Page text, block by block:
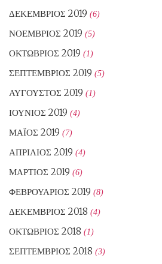
ΔΕΚΈΜΒΡΙΟΣ 2019 (6)
ΝΟΈΜΒΡΙΟΣ 2019 (5)
ΟΚΤΏΒΡΙΟΣ 2019 (1)
ΣΕΠΤΈΜΒΡΙΟΣ 2019 (5)
ΑΎΓΟΥΣΤΟΣ 2019 (1)
ΙΟΎΝΙΟΣ 2019 (4)
ΜΆΙΟΣ 2019 (7)
ΑΠΡΊΛΙΟΣ 2019 (4)
ΜΆΡΤΙΟΣ 2019 (6)
ΦΕΒΡΟΥΆΡΙΟΣ 2019 (8)
ΔΕΚΈΜΒΡΙΟΣ 2018 (4)
ΟΚΤΏΒΡΙΟΣ 2018 (1)
ΣΕΠΤΈΜΒΡΙΟΣ 2018 (3)